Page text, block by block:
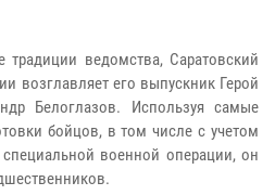
традиции ведомства, Саратовский
возглавляет его выпускник Герой
Белоглазов. Используя самые
бойцов, в том числе с учетом
военной операции, он